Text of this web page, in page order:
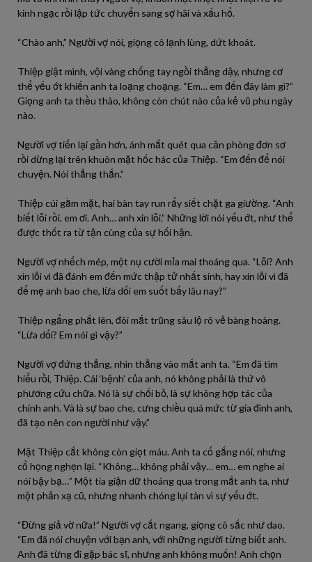
kinh ngạc rồi lập tức chuyển sang sợ hãi và xấu hổ.
“Chào anh,” Người vợ nói, giọng cô lạnh lùng, dứt khoát.
Thiệp giật mình, vội vàng chống tay ngồi thẳng dậy, nhưng cơ
thể yếu ớt khiến anh ta loạng choạng. “Em… em đến đây làm gì?”
Giọng anh ta thều thào, không còn chút nào của kẻ vũ phu ngày
nào.
Người vợ tiến lại gần hơn, ánh mắt quét qua căn phòng đơn sơ
rồi dừng lại trên khuôn mặt hốc hác của Thiệp. “Em đến để nói
chuyện. Nói thẳng thắn.”
Thiệp cúi gằm mặt, hai bàn tay run rẩy siết chặt ga giường. “Anh
biết lỗi rồi, em ơi. Anh… anh xin lỗi.” Những lời nói yếu ớt, như thể
được thốt ra từ tận cùng của sự hối hận.
Người vợ nhếch mép, một nụ cười mỉa mai thoáng qua. “Lỗi? Anh
xin lỗi vì đã đánh em đến mức thập tử nhất sinh, hay xin lỗi vì đã
để mẹ anh bao che, lừa dối em suốt bấy lâu nay?”
Thiệp ngẩng phắt lên, đôi mắt trũng sâu lộ rõ vẻ bàng hoàng.
“Lừa dối? Em nói gì vậy?”
Người vợ đứng thẳng, nhìn thẳng vào mắt anh ta. “Em đã tìm
hiểu rồi, Thiệp. Cái ‘bệnh’ của anh, nó không phải là thứ vô
phương cứu chữa. Nó là sự chối bỏ, là sự không hợp tác của
chính anh. Và là sự bao che, cưng chiều quá mức từ gia đình anh,
đã tạo nên con người như vậy.”
Mặt Thiệp cắt không còn giọt máu. Anh ta cố gắng nói, nhưng
cổ họng nghẹn lại. “Không… không phải vậy… em… em nghe ai
nói bậy bạ…” Một tia giận dữ thoáng qua trong mắt anh ta, như
một phản xạ cũ, nhưng nhanh chóng lụi tàn vì sự yếu ớt.
“Đừng giả vờ nữa!” Người vợ cắt ngang, giọng cô sắc như dao.
“Em đã nói chuyện với bạn anh, với những người từng biết anh.
Anh đã từng đi gặp bác sĩ, nhưng anh không muốn! Anh chọn